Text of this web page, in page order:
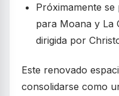
Próximamente
para Moana y La
dirigida por
Este renovado
consolidarse como